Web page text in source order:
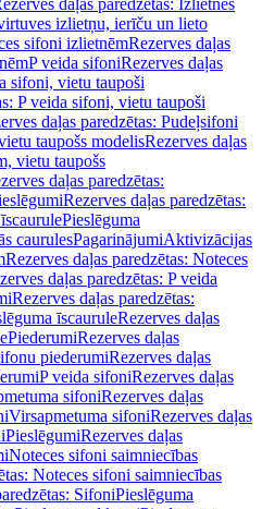
daļas paredzētas: Izlietnes
izlietņu, ierīču un lieto
sifoni izlietnēmRezerves daļas
P veida sifoniRezerves daļas
sifoni, vietu taupoši
P veida sifoni, vietu taupoši
daļas paredzētas: Pudeļsifoni
taupošs modelisRezerves daļas
vietu taupošs
daļas paredzētas:
Rezerves daļas paredzētas:
Pieslēguma
caurulesPagarinājumiAktivizācijas
Rezerves daļas paredzētas: Noteces
daļas paredzētas: P veida
Rezerves daļas paredzētas:
īscauruleRezerves daļas
PiederumiRezerves daļas
piederumiRezerves daļas
P veida sifoniRezerves daļas
sifoniRezerves daļas
Virsapmetuma sifoniRezerves daļas
PieslēgumiRezerves daļas
Noteces sifoni saimniecības
Noteces sifoni saimniecības
SifoniPieslēguma